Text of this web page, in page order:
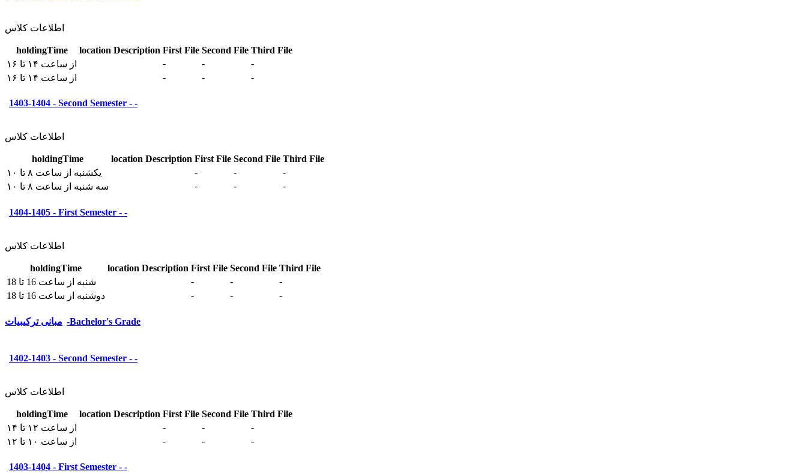
اطلاعات کلاس
holdingTime location Description First File Second File Third File
از ساعت ۱۴ تا ۱۶
- -
-
از ساعت ۱۴ تا ۱۶
- - -
1403-1404 - Second Semester - -
اطلاعات کلاس
holdingTime location Description First File Second File Third File
یکشنبه از ساعت ۸ تا ۱۰
- -
-
سه شنبه از ساعت ۸ تا ۱۰
- - -
1404-1405 - First Semester - -
اطلاعات کلاس
holdingTime location Description First File Second File Third File
شنبه از ساعت 16 تا 18
- -
-
دوشنبه از ساعت 16 تا 18
- - -
مبانی ترکیبیات-Bachelor's Grade
1402-1403 - Second Semester - -
اطلاعات کلاس
holdingTime location Description First File Second File Third File
از ساعت ۱۲ تا ۱۴
- -
-
از ساعت ۱۰ تا ۱۲
- - -
1403-1404 - First Semester - -